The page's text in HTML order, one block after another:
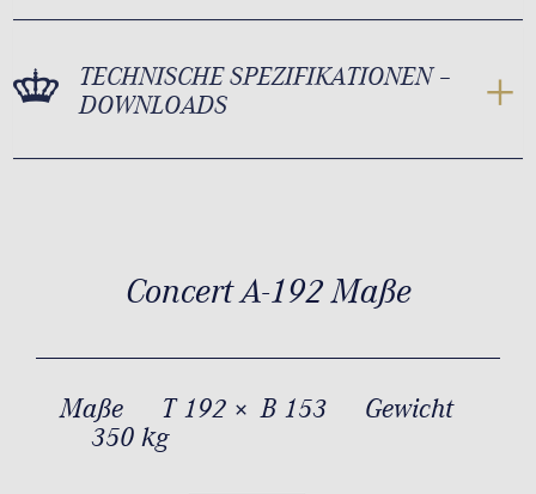
TECHNISCHE SPEZIFIKATIONEN –
DOWNLOADS
Concert A-192 Maße
Maße T 192 × B 153
Gewicht
350 kg